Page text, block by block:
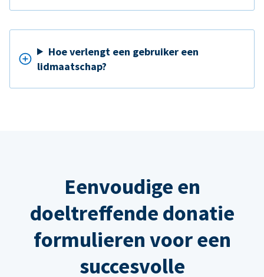
Hoe verlengt een gebruiker een
lidmaatschap?
Eenvoudige en
doeltreffende donatie
formulieren voor een
succesvolle